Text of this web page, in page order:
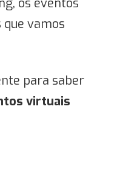
vamos
para saber
virtuais